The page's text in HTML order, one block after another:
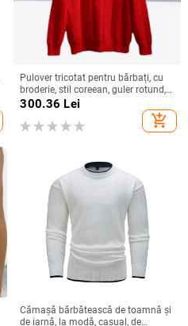
Pulover tricotat pentru bărbați, cu
broderie, stil coreean, guler rotund,
design color-block, material din
300.36 Lei
add_shopping_cart
Cămașă bărbătească de toamnă și
de iarnă, la modă, casual, de